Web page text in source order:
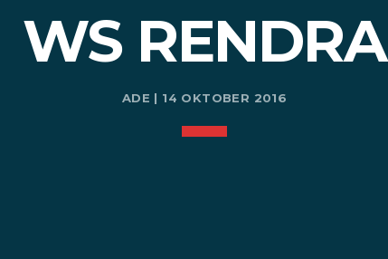
WS RENDRA
ADE | 14 OKTOBER 2016